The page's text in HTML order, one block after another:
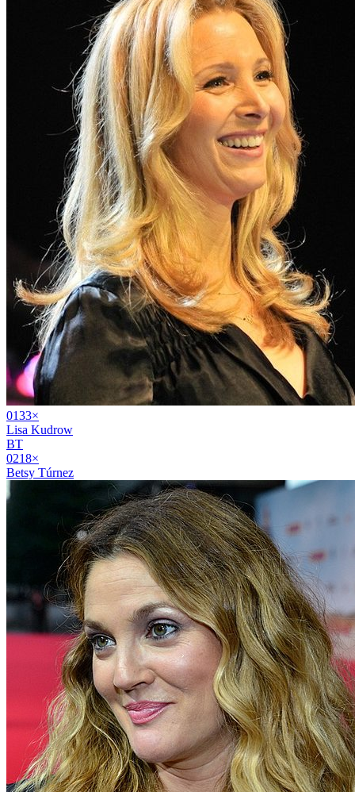
0133×
Lisa Kudrow
BT
0218×
Betsy Túrnez